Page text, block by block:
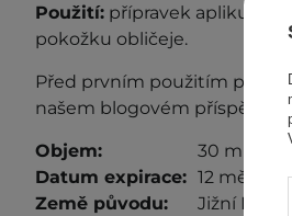
Použití: přípravek aplikujte
pokožku obličeje.
Před prvním použitím
našem blogovém příspěvku
Objem:
30 ml
Datum expirace: 12 měsíců
Země původu:
Jižní Korea